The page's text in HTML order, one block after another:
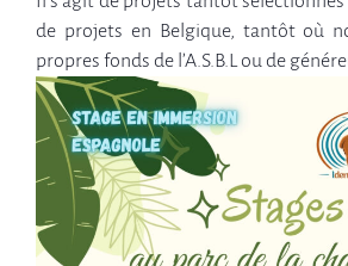
de projets en Belgique, tantôt où
propres fonds de l’A.S.B.L ou de